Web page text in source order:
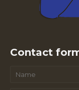
Contact